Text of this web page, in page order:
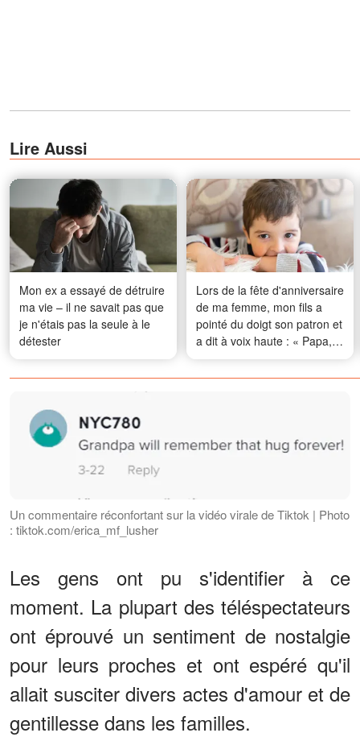
Lire Aussi
Mon ex a essayé de détruire
ma vie – il ne savait pas que
je n'étais pas la seule à le
détester
Lors de la fête d'anniversaire
de ma femme, mon fils a
pointé du doigt son patron et
a dit à voix haute : « Papa,
c'est l'homme aux chenilles.
»
Un commentaire réconfortant sur la vidéo virale de Tiktok | Photo
: tiktok.com/erica_mf_lusher
Les gens ont pu s'identifier à ce
moment. La plupart des téléspectateurs
ont éprouvé un sentiment de nostalgie
pour leurs proches et ont espéré qu'il
allait susciter divers actes d'amour et de
gentillesse dans les familles.